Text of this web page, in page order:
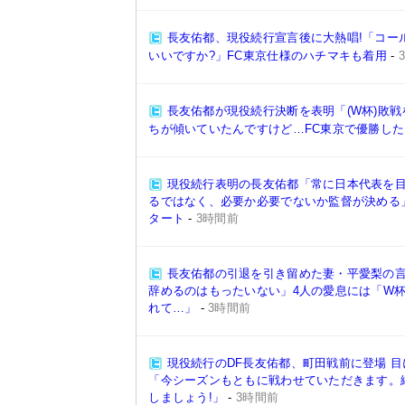
長友佑都、現役続行宣言後に大熱唱!「コー
いいですか?」FC東京仕様のハチマキも着用 -
長友佑都が現役続行決断を表明「(W杯)敗
ちが傾いていたんですけど…FC東京で優勝し
現役続行表明の長友佑都「常に日本代表を
るではなく、必要か必要でないか監督が決め
タート - 3時間前
長友佑都の引退を引き留めた妻・平愛梨の
辞めるのはもったいない」4人の愛息には「W
れて…」
-3時間前
現役続行のDF長友佑都、町田戦前に登場
「今シーズンもともに戦わせていただきます
しましょう!」
-3時間前